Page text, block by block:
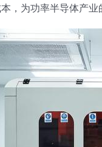
，为功率半导体产业